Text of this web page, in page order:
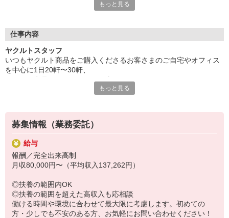
そんなことは一切ありません。
みなさん個々に工夫はされています。
自分スタイルで取り組めるのが、この仕事の魅力なんですよね。
〜先輩スタッフからメッセージ〜
最初は先輩や社員が同行してくれるので安心して始められます。
商品管理もチームでフォローし合えて、心強いですよ！
もっと見る
仕事内容
ヤクルトスタッフ
いつもヤクルト商品をご購入くださるお客さまのご自宅やオフィス
を中心に1日20軒〜30軒、
商品を通じてお客さまとふれあう楽しさ、健康的な生活にお役立ち
す！
〜ヤクルトスタッフの1日〜
2児の母として仕事と家庭の両立をしているHさん。
実際のワークスタイルを、一例としてご紹介いたします！
※時間は地域によって異なります。
8:30 朝礼が終わったら出発
13:00 お届け修了、翌日準備、集計作業
14:30お仕事修了
もっと見る
募集情報（業務委託）
給与
報酬／完全出来高制
月収80,000円〜（平均収入137,262円）
◎扶養の範囲内OK
◎扶養の範囲を超えた高収入も応相談
働ける時間や環境に合わせて最大限に考慮します。初めての
方・少しでも不安のある方、お気軽にお問い合わせください！